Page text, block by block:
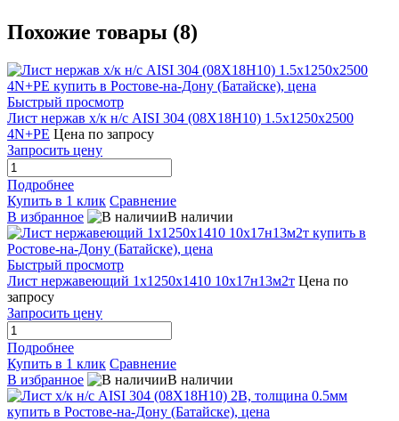
Похожие товары (8)
Быстрый просмотр
Лист нержав х/к н/с AISI 304 (08Х18Н10) 1.5x1250x2500
4N+PE Цена по запросу
Запросить цену
Подробнее
Купить в 1 клик Сравнение
В избранное
В наличии
Быстрый просмотр
Лист нержавеющий 1х1250х1410 10х17н13м2т Цена по
запросу
Запросить цену
Подробнее
Купить в 1 клик Сравнение
В избранное
В наличии